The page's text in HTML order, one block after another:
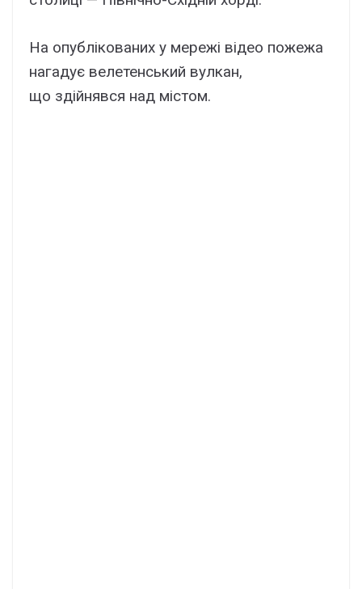
На опублікованих у мережі відео пожежа
нагадує велетенський вулкан,
що здійнявся над містом.